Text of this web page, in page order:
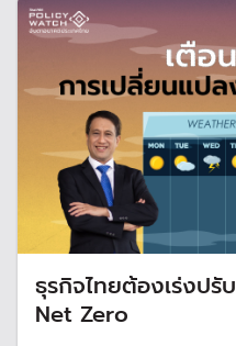
ธุรกิจไทยต้องเร่งปรั
Net Zero